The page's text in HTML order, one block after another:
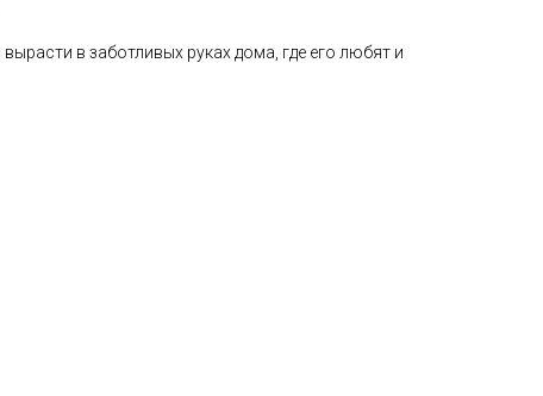
в заботливых руках дома, где его любят и